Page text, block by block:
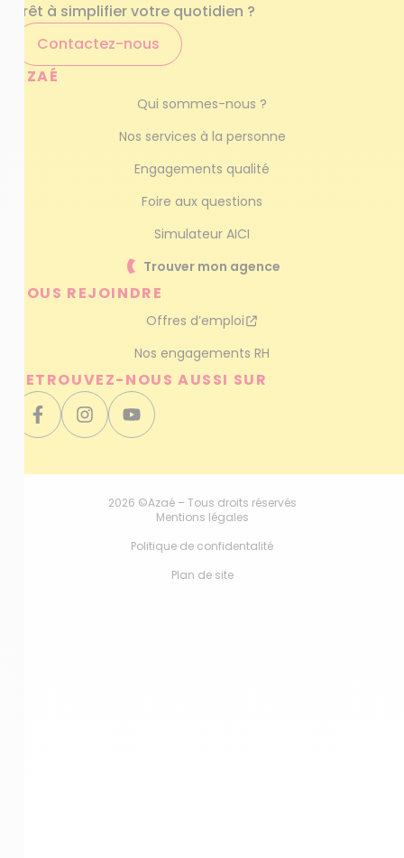
Prêt à simplifier votre quotidien ?
Contactez-nous
AZAÉ
Qui sommes-nous ?
Nos services à la personne
Engagements qualité
Foire aux questions
Simulateur AICI
Trouver mon agence
NOUS REJOINDRE
Offres d’emploi
Nos engagements RH
RETROUVEZ-NOUS AUSSI SUR
2026 ©Azaé – Tous droits réservés
Mentions légales
Politique de confidentalité
Plan de site